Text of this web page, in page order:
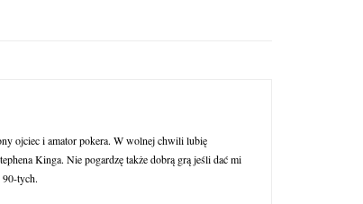
ojciec i amator pokera. W wolnej chwili lubię
Kinga. Nie pogardzę także dobrą grą jeśli dać mi
90-tych.